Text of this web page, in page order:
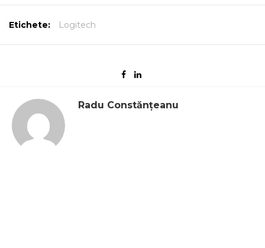
Etichete: Logitech
Radu Constănțeanu